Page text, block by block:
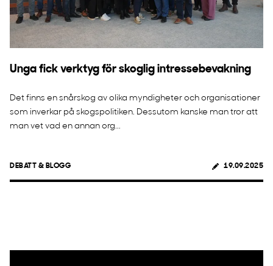
Unga fick verktyg för skoglig intressebevakning
Det finns en snårskog av olika myndigheter och organisationer
som inverkar på skogspolitiken. Dessutom kanske man tror att
man vet vad en annan org...
DEBATT & BLOGG 19.09.2025